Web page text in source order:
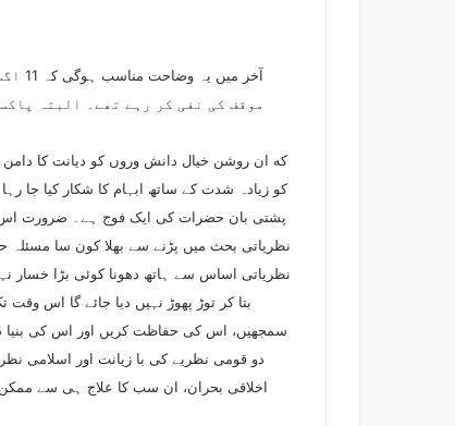
موقف کی نفی کر رہے تھے۔ البتہ
که ان روشن خیال دانش وروں کو دیانت کا دامن
کو زیادہ شدت کے ساتھ ابہام کا شکار کیا جا
پشتی بان حضرات کی ایک فوج ہے۔ ضرورت اس
نظریاتی بحث میں پڑنے سے بھلا کون سا مسئلہ
نظریاتی اساس سے ہاتھ دھونا کوئی بڑا خسار
بتا کر توڑ پھوڑ نہیں دیا جائے گا اس
سمجھیں، اس کی حفاظت کریں اور اس کی بنیا
دو قومی نظریے کی با زیانت اور اسلامی
اخلاقی بحران، ان سب کا علاج ہی سے ممکن